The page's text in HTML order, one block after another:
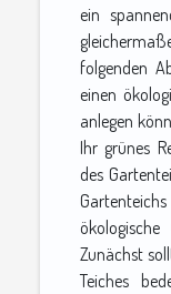
ein
folgenden
einen
anlegen
Ihr grünes
des
Zunächst
Teiches